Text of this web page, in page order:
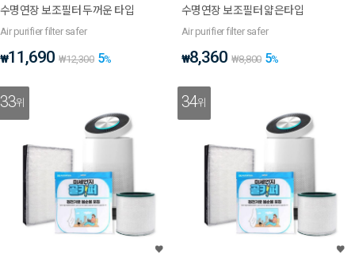
수명연장 보조필터 두꺼운 타입
Air purifier filter safer
₩11,690 ₩12,300 5%
수명연장 보조필터 얇은타입
Air purifier filter safer
₩8,360 ₩8,800 5%
33위 34위